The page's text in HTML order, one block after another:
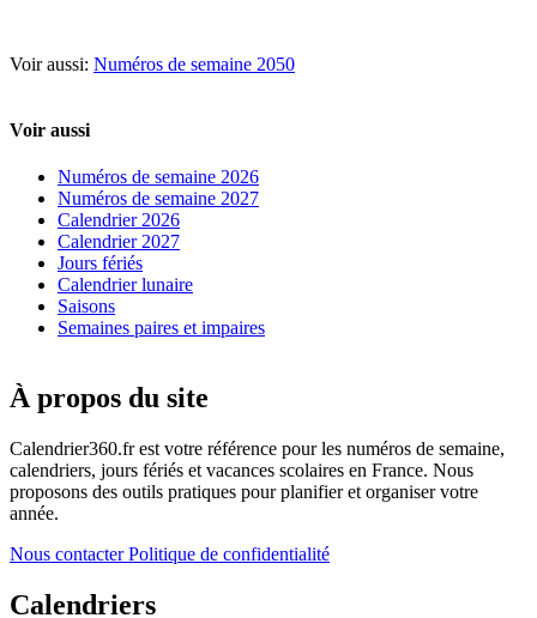
Voir aussi: Numéros de semaine 2050
Voir aussi
Numéros de semaine 2026
Numéros de semaine 2027
Calendrier 2026
Calendrier 2027
Jours fériés
Calendrier lunaire
Saisons
Semaines paires et impaires
À propos du site
Calendrier360.fr est votre référence pour les numéros de semaine,
calendriers, jours fériés et vacances scolaires en France. Nous
proposons des outils pratiques pour planifier et organiser votre
année.
Nous contacterPolitique de confidentialité
Calendriers